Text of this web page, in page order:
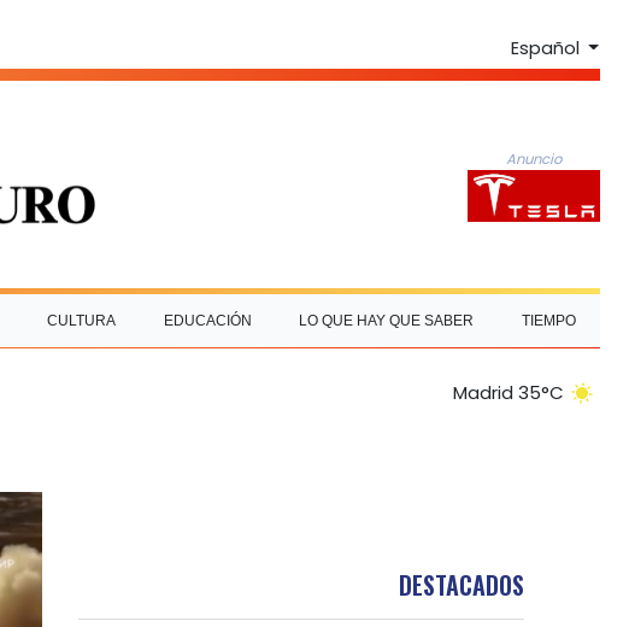
Español
Anuncio
CULTURA EDUCACIÓN LO QUE HAY QUE SABER TIEMPO
Madrid 35°C
DESTACADOS